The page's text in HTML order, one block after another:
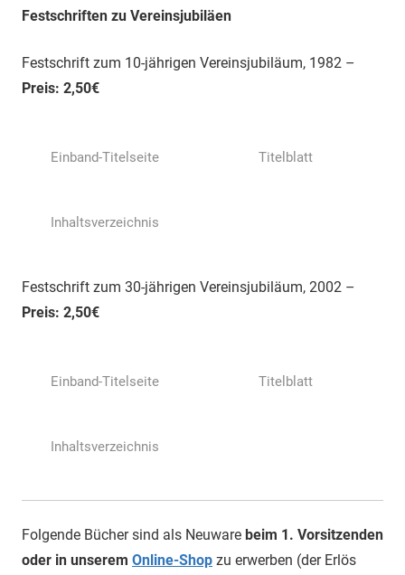
Festschriften zu Vereinsjubiläen
Festschrift zum 10-jährigen Vereinsjubiläum, 1982 –
Preis: 2,50€
Einband-Titelseite Titelblatt
Inhaltsverzeichnis
Festschrift zum 30-jährigen Vereinsjubiläum, 2002 –
Preis: 2,50€
Einband-Titelseite Titelblatt
Inhaltsverzeichnis
Folgende Bücher sind als Neuware beim 1. Vorsitzenden
oder in unserem Online-Shop zu erwerben (der Erlös